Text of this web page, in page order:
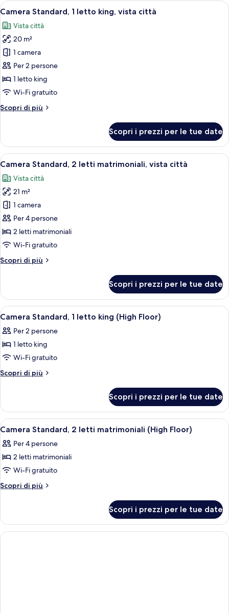
(Communications,
Roll-
In
Shower)
letto
accessibile
ai
disabili
(Communications,
Roll-
In
Shower)
Apri
tutte
le
foto
per
Camera
Standard,
1
king,
Una camera d'albergo con un letto
8
Camera Standard, 1 letto king, vista città
Vista città
20 m²
1 camera
Per 2 persone
1 letto king
Wi-Fi gratuito
Scopri di più
Altri
Standard,
letto
vista
città
Scopri i prezzi per le tue date
Apri
tutte
le
foto
per
Camera
Standard,
2
matrimoniali,
7
Camera Standard, 2 letti matrimoniali, vista città
Vista città
21 m²
1 camera
Per 4 persone
2 letti matrimoniali
Wi-Fi gratuito
Scopri di più
Altri
Standard,
letti
vista
città
Scopri i prezzi per le tue date
Apri
tutte
le
foto
per
Camera
letto
king
(High
Floor)
Camera d'albergo con un letto
6
Camera Standard, 1 letto king (High Floor)
Per 2 persone
1 letto king
Wi-Fi gratuito
Scopri di più
Altri
Standard,
letto
(High
Floor)
Scopri i prezzi per le tue date
Apri
tutte
le
foto
per
Camera
letti
matrimoniali
(High
Biancheria da letto ipoallergenica,
6
Camera Standard, 2 letti matrimoniali (High Floor)
Per 4 persone
2 letti matrimoniali
Wi-Fi gratuito
Scopri di più
Altri
Standard,
letti
Scopri i prezzi per le tue date